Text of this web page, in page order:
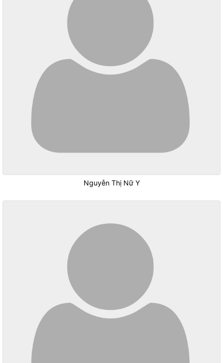
Nguyễn Thị Nữ Y